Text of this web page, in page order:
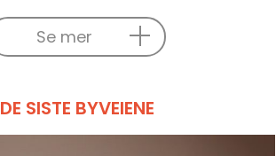
Se mer
DE SISTE BYVEIENE